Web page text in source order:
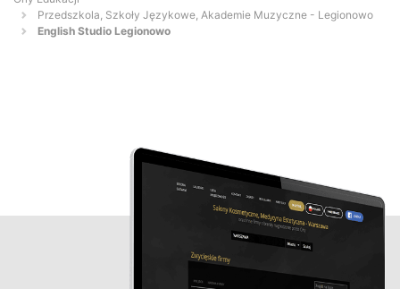
Przedszkola, Szkoły Językowe, Akademie Muzyczne - Legionowo
English Studio Legionowo